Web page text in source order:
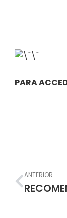
PARA
Prev
ANTERIOR